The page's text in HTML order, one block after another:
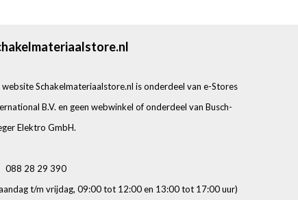
website Schakelmateriaalstore.nl is onderdeel van e-Stores
B.V. en geen webwinkel of onderdeel van Busch-
Elektro GmbH.
088 28 29 390
t/m vrijdag, 09:00 tot 12:00 en 13:00 tot 17:00 uur)